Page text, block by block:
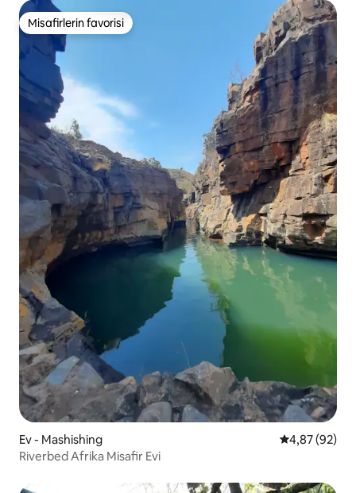
Misafirlerin favorisi
Misafirlerin favorisi
Ev - Mashishing 5 üzerinden
4,87 (92)
Riverbed Afrika Misafir Evi